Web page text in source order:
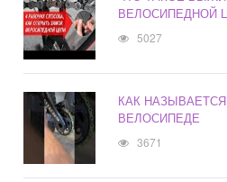
ВЕЛОСИПЕДНОЙ
5027
КАК
ВЕЛОСИПЕДЕ
3671